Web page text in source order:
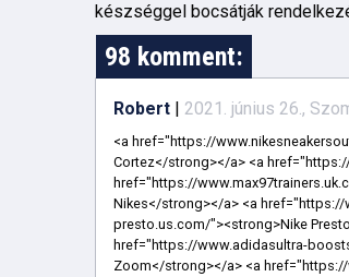
készséggel bocsátják
98 komment:
Robert | 2021. június 26.,
<a href="https://www.nikesneakersoutlet.us.org/"><strong>Nike Sneakers For Women</strong></a> <a href="https://www.nikecortezshox.us.com/"><strong>Nike Cortez</strong></a> <a href="https://www.nikereactuptempo.us.com/"><strong>Nike Air More Uptempo</strong></a> <a href="https://www.max97trainers.uk.com/"><strong>Nike Air Max 95</strong></a> <a href="https://www.cheapnikesshoes.us.com/"><strong>Cheap Nikes</strong></a> <a href="https://www.nikebasketball-shoes.us.com/"><strong>Basketball Shoes Nike</strong></a> <a href="https://www.nike-presto.us.com/"><strong>Nike Presto Women</strong></a> <a href="https://www.yeezyboosts-350.us.com/"><strong>Adidas Yeezy Boost 350</strong></a> <a href="https://www.adidasultra-boosts.us.com/"><strong>Adidas Ultra Boost Women</strong></a> <a href="https://www.nike-zoom.us.com/"><strong>Nike Zoom</strong></a> <a href="https://www.nike-outletstores.us.com/"><strong>Nike Outlet</strong></a> <a href="https://www.airjordans-sneakers.us/"><strong>Jordans Sneakers</strong></a> <a href="https://www.kyrie-irvingshoes.us.org/"><strong>Kyrie Irving Shoes</strong></a> <a href="https://www.christianlouboutins.us.org/"><strong>Christian Louboutin Outlet</strong></a> <a href="https://www.jordans13retro.us/"><strong>Air Jordan 13 Retro</strong></a> <a href="https://www.nikefactory-outlet.us.org/"><strong>Nike Factory Outlet</strong></a> <a href="https://www.pandorajewelryofficialwebsite.us/"><strong>Pandora Jewelry Official Site</strong></a> <a href="https://www.moncleroutletuk.uk.com/"><strong>Moncler Outlet</strong></a> <a href="https://www.nikeairmax720.us.org/"><strong>Nike Air Max 720</strong></a> <a href="https://www.pandora-us.us/"><strong>Pandora Charms</strong></a> <a href="https://www.airforce1shoes.us.com/"><strong>Nike Air Force 1</strong></a> <a href="https://www.fjallravenkankenbackpack.us/"><strong>Fjallraven Kanken Backpack</strong></a> <a href="https://www.adidassneakers.us.com/"><strong>Adidas Sneakers For Men</strong></a> <a href="https://www.ferragamo-shoes.us.org/"><strong>Ferragamo Shoes</strong></a> <a href="https://www.newnikeshoes.us.org/"><strong>New Nike Shoes</strong></a> <a href="https://www.lebronjamesshoessale.us.com/"><strong>Lebron Shoes</